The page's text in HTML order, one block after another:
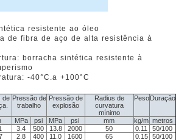
resistente ao óleo
de fibra de aço de alta resistência à
borracha sintética resistente à
-40°C a +100°C
de Pressão de
trabalho
Pressão de
explosão
Radius de
curvatura
mínimo
Peso Duração
MPa psi MPa psi mm kg/m metros
3.4 500 13.8 2000 50 0.11
50/100
2.8 400 11.0 1600 65 0.15 50/100